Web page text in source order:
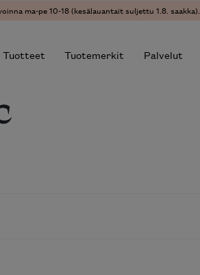
ma-pe 10-18 (kesälauantait suljettu 1.8. saakka).
Tuotteet Tuotemerkit Palvelut